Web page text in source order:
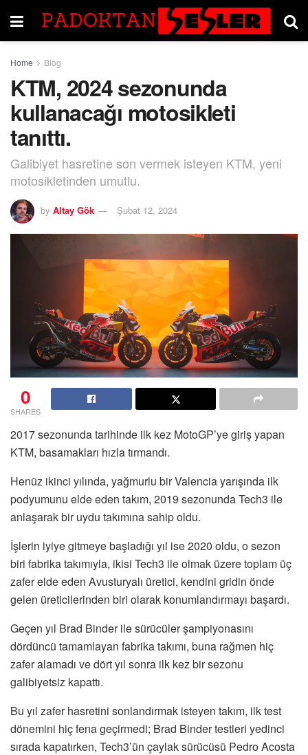
Home Blog
KTM, 2024 sezonunda
kullanacağı motosikleti
tanıttı.
Galibiyet hasretine son vermek isteyen KTM, yeni
motosikletinden umutlu.
by Altay Gök Şubat 12, 2024
0
SHARES
2017 sezonunda tarihinde ilk kez MotoGP’ye giriş yapan
KTM, basamakları hızla tırmandı.
Henüz ikinci yılında, yağmurlu bir Valencia yarışında ilk
podyumunu elde eden takım, 2019 sezonunda Tech3 ile
anlaşarak bir uydu takımına sahip oldu.
İşlerin iyiye gitmeye başladığı yıl ise 2020 oldu, o sezon
biri fabrika takımıyla, ikisi Tech3 ile olmak üzere toplam üç
zafer elde eden Avusturyalı üretici, kendini gridin önde
gelen üreticilerinden biri olarak konumlandırmayı başardı.
Geçen yıl Brad Binder ile sürücüler şampiyonasını
dördüncü tamamlayan fabrika takımı, buna rağmen hiç
zafer alamadı ve dört yıl sonra ilk kez bir sezonu
galibiyetsiz kapattı.
Bu yıl zafer hasretini sonlandırmak isteyen takım, ilk test
dönemini hiç fena geçirmedi; Brad Binder testleri yedinci
sırada kapatırken, Tech3’ün çaylak sürücüsü Pedro Acosta